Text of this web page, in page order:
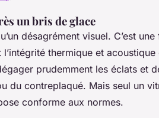
un bris de glace
désagrément visuel. C’est
thermique et
prudemment les éclats et
du contreplaqué. Mais seul un
conforme aux normes.